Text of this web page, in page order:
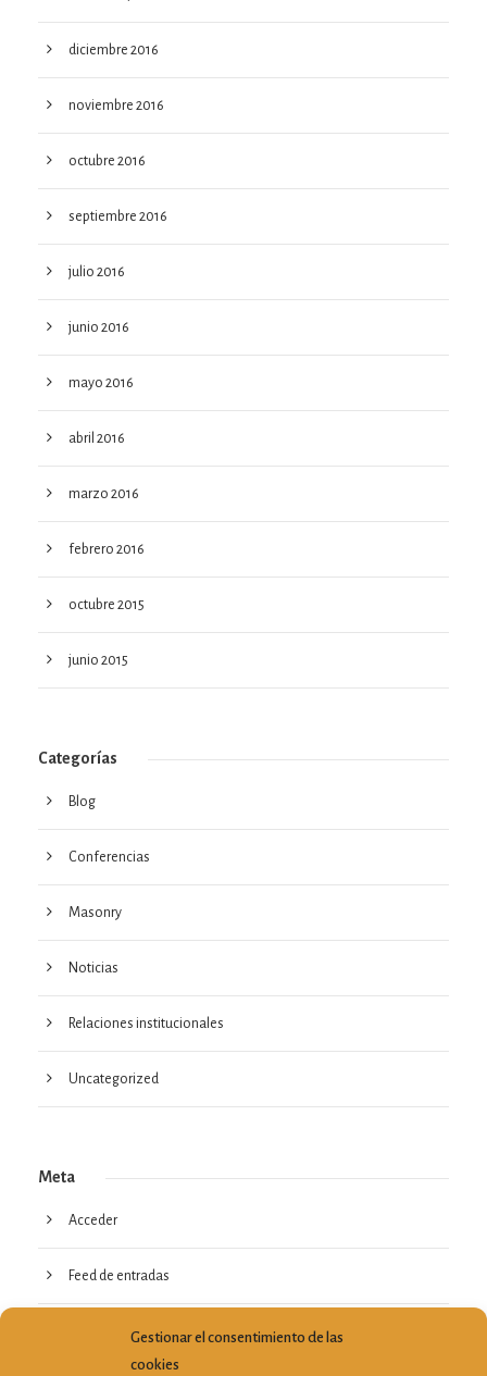
Gestionar el consentimiento de las
cookies
diciembre 2016
noviembre 2016
octubre 2016
septiembre 2016
julio 2016
junio 2016
mayo 2016
abril 2016
marzo 2016
febrero 2016
octubre 2015
junio 2015
Categorías
Blog
Conferencias
Masonry
Noticias
Relaciones institucionales
Uncategorized
Meta
Acceder
Feed de entradas
Feed de comentarios